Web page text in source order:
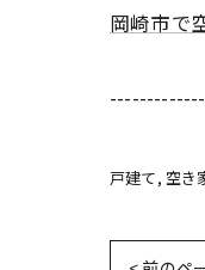
岡崎市で
戸建て 空き